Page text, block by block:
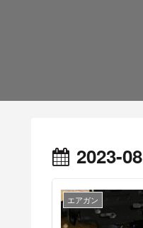
2023-08
エアガン